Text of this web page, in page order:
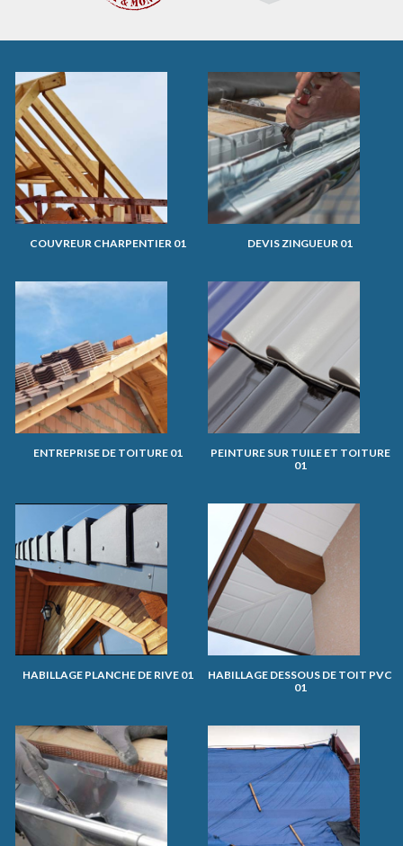
COUVREUR CHARPENTIER 01 DEVIS ZINGUEUR 01
ENTREPRISE DE TOITURE 01
PEINTURE SUR TUILE ET TOITURE
01
HABILLAGE PLANCHE DE RIVE 01
HABILLAGE DESSOUS DE TOIT PVC
01